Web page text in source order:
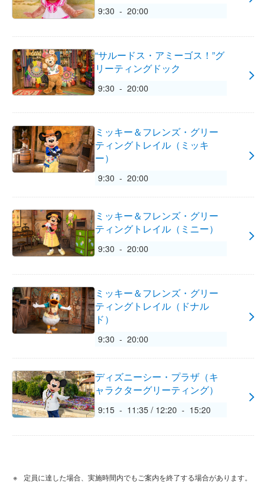
9:30 - 20:00
“サルードス・アミーゴス！”グ
リーティングドック
9:30 - 20:00
ミッキー＆フレンズ・グリー
ティングトレイル（ミッキ
ー）
9:30 - 20:00
ミッキー＆フレンズ・グリー
ティングトレイル（ミニー）
9:30 - 20:00
ミッキー＆フレンズ・グリー
ティングトレイル（ドナル
ド）
9:30 - 20:00
ディズニーシー・プラザ（キ
ャラクターグリーティング）
9:15 - 11:35 / 12:20 - 15:20
定員に達した場合、実施時間内でもご案内を終了する場合があります。